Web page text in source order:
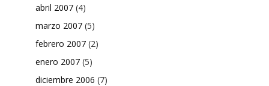
abril 2007 (4)
marzo 2007 (5)
febrero 2007 (2)
enero 2007 (5)
diciembre 2006 (7)